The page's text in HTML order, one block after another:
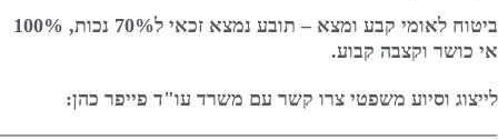
ביטוח לאומי קבע ומצא – תובע נמצא זכאי ל70% נכות, 100%
אי כושר וקצבה קבוע.
לייצוג וסיוע משפטי צרו קשר עם משרד עו"ד פייפר כהן: